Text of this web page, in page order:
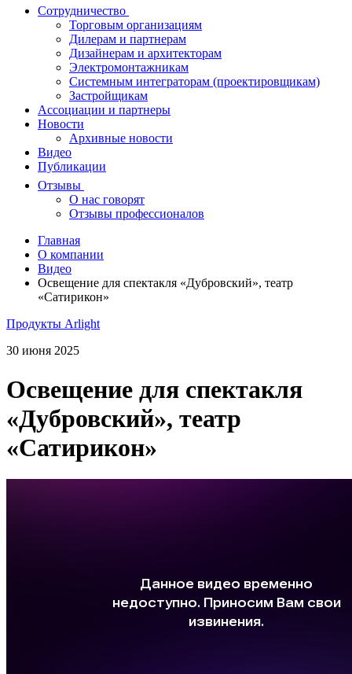
Сотрудничество
Торговым организациям
Дилерам и партнерам
Дизайнерам и архитекторам
Электромонтажникам
Системным интеграторам (проектировщикам)
Застройщикам
Ассоциации и партнеры
Новости
Архивные новости
Видео
Публикации
Отзывы
О нас говорят
Отзывы профессионалов
Главная
О компании
Видео
Освещение для спектакля «Дубровский», театр
«Сатирикон»
Продукты Arlight
30 июня 2025
Освещение для спектакля
«Дубровский», театр
«Сатирикон»